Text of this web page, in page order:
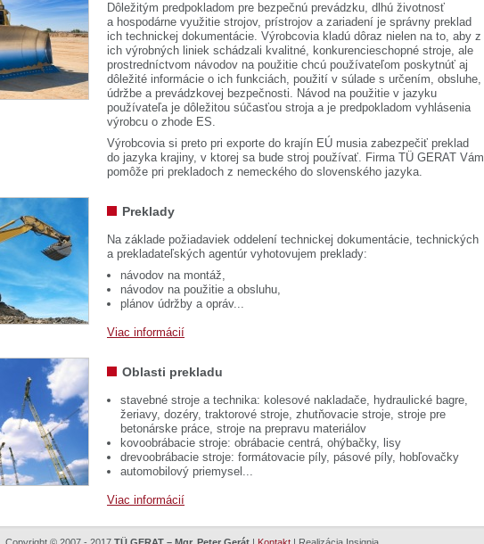
Dôležitým predpokladom pre bezpečnú prevádzku, dlhú životnosť
a hospodárne využitie strojov, prístrojov a zariadení je správny preklad
ich technickej dokumentácie. Výrobcovia kladú dôraz nielen na to, aby z
ich výrobných liniek schádzali kvalitné, konkurencieschopné stroje, ale
prostredníctvom návodov na použitie chcú používateľom poskytnúť aj
dôležité informácie o ich funkciách, použití v súlade s určením, obsluhe,
údržbe a prevádzkovej bezpečnosti. Návod na použitie v jazyku
používateľa je dôležitou súčasťou stroja a je predpokladom vyhlásenia
výrobcu o zhode ES.
Výrobcovia si preto pri exporte do krajín EÚ musia zabezpečiť preklad
do jazyka krajiny, v ktorej sa bude stroj používať. Firma TÜ GERAT Vám
pomôže pri prekladoch z nemeckého do slovenského jazyka.
Preklady
Na základe požiadaviek oddelení technickej dokumentácie, technických
a prekladateľských agentúr vyhotovujem preklady:
návodov na montáž,
návodov na použitie a obsluhu,
plánov údržby a opráv...
Viac informácií
Oblasti prekladu
stavebné stroje a technika: kolesové nakladače, hydraulické bagre,
žeriavy, dozéry, traktorové stroje, zhutňovacie stroje, stroje pre
betonárske práce, stroje na prepravu materiálov
kovoobrábacie stroje: obrábacie centrá, ohýbačky, lisy
drevoobrábacie stroje: formátovacie píly, pásové píly, hobľovačky
automobilový priemysel...
Viac informácií